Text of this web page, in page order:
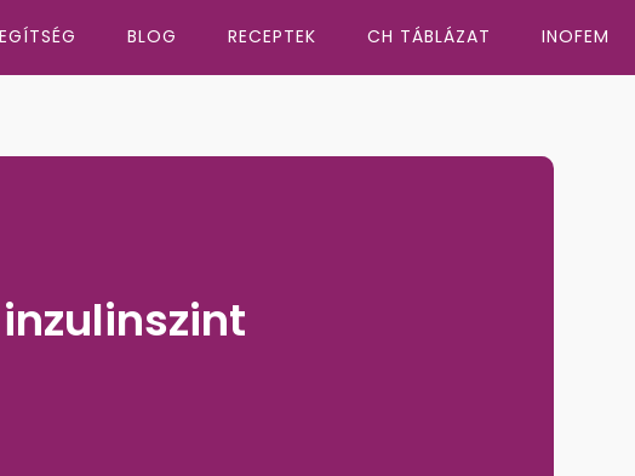
BLOG RECEPTEK CH TÁBLÁZAT INOFEM